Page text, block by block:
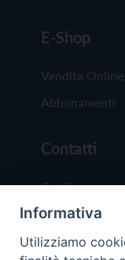
E-Shop
Vendita Online
Abbonamenti
Contatti
Chi Siamo
Redazione
Scrivici
Informativa
Utilizziamo